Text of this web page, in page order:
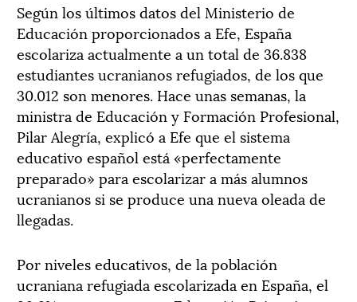
Según los últimos datos del Ministerio de
Educación proporcionados a Efe, España
escolariza actualmente a un total de 36.838
estudiantes ucranianos refugiados, de los que
30.012 son menores. Hace unas semanas, la
ministra de Educación y Formación Profesional,
Pilar Alegría, explicó a Efe que el sistema
educativo español está «perfectamente
preparado» para escolarizar a más alumnos
ucranianos si se produce una nueva oleada de
llegadas.
Por niveles educativos, de la población
ucraniana refugiada escolarizada en España, el